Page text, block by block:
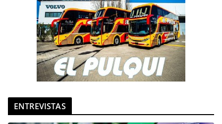
ENTREVISTAS